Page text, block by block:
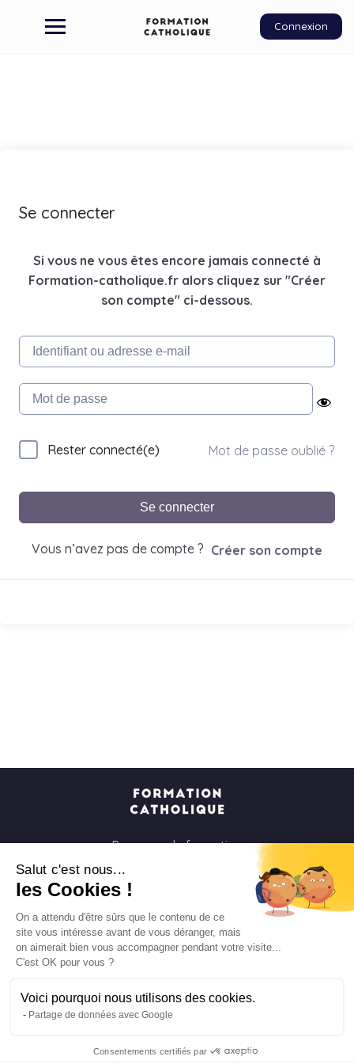
Salut c'est nous...
les Cookies !
On a attendu d'être sûrs que le contenu de ce
site vous intéresse avant de vous déranger, mais
on aimerait bien vous accompagner pendant votre visite...
C'est OK pour vous ?
Voici pourquoi nous utilisons des cookies.
Partage de données avec Google
Consentements certifiés par
Connexion
Se connecter
Si vous ne vous êtes encore jamais connecté à
Formation-catholique.fr alors cliquez sur "Créer
son compte" ci-dessous.
Rester connecté(e) Mot de passe oublié ?
Se connecter
Vous n’avez pas de compte ? Créer son compte
Parcours de formation
Parcours spirituels
Les groupes et paroisses
Mentions légales